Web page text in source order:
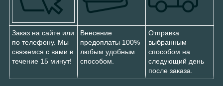
Заказ на сайте или
по телефону. Мы
свяжемся с вами в
течение 15 минут!
Внесение
предоплаты 100%
любым удобным
способом.
Отправка
выбранным
способом на
следующий день
после заказа.